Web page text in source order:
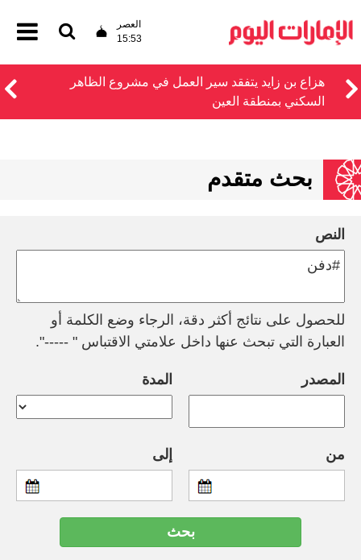
العصر
15:53
هزاع بن زايد يتفقد سير العمل في مشروع الظاهر
السكني بمنطقة العين
بحث متقدم
النص
للحصول على نتائج أكثر دقة، الرجاء وضع الكلمة أو
العبارة التي تبحث عنها داخل علامتي الاقتباس " -----".
المصدر المدة
من إلى